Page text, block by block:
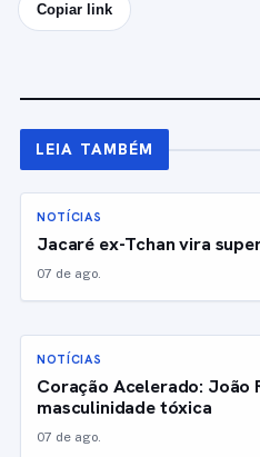
Copiar link
LEIA TAMBÉM
NOTÍCIAS
Jacaré ex-Tchan vira
07 de ago.
NOTÍCIAS
Coração Acelerado: João
masculinidade tóxica
07 de ago.